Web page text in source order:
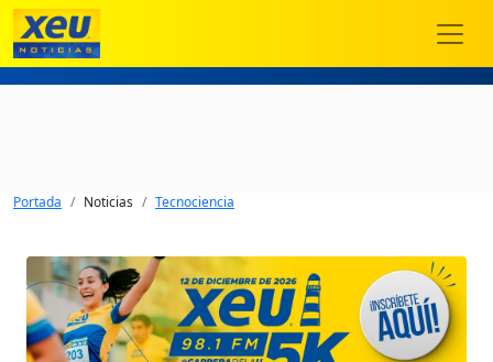
Portada Noticias Tecnociencia